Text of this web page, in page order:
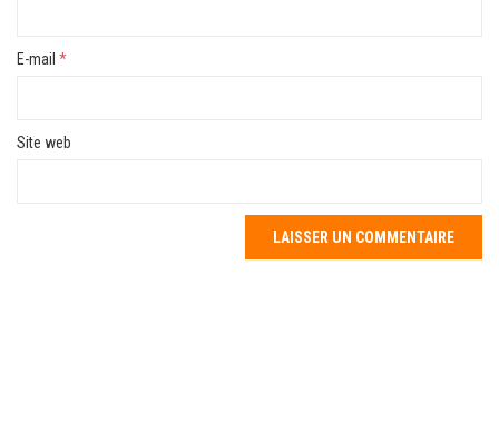
E-mail *
Site web